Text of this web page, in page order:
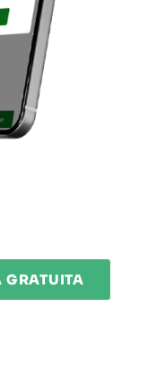
GRATUITA